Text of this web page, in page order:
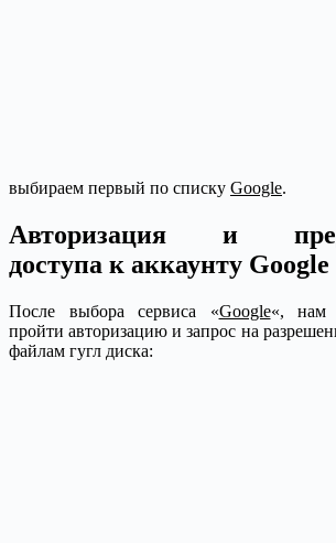
выбираем первый по списку Google.
Авторизация и
доступа к аккаунту Google
После выбора сервиса «Google«, нам
пройти авторизацию и запрос на
файлам гугл диска: